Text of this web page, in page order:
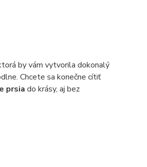
by vám vytvorila dokonalý
Chcete sa konečne cítiť
prsia do krásy, aj bez